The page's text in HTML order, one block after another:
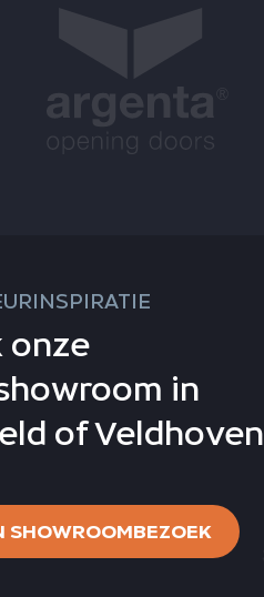
onze
in
of Veldhoven
SHOWROOMBEZOEK